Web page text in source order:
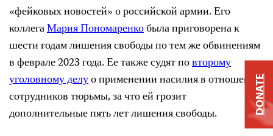
«фейковых новостей» о российской армии. Его
коллегаМария Пономаренкобыла приговорена к
шести годам лишения свободы по тем же обвинениям
в феврале 2023 года. Ее также судят повторому
уголовному делуо применении насилия в отношении
сотрудников тюрьмы, за что ей грозит
дополнительные пять лет лишения свободы.
DONATE